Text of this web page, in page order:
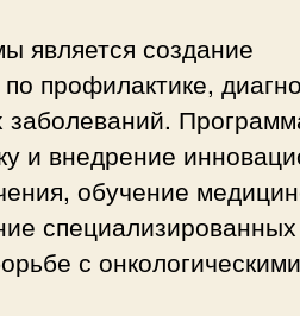
является создание
профилактике,
заболеваний.
и внедрение
обучение
специализированных
с онкологическими